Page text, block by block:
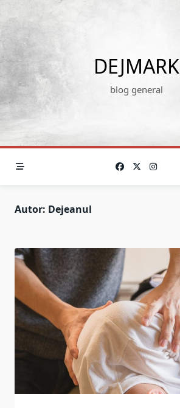
content
DEJMARK
blog general
Autor: Dejeanul